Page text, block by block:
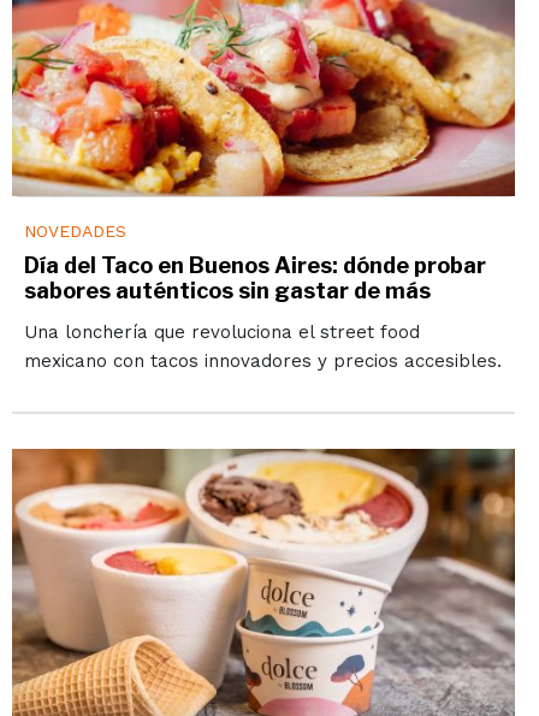
NOVEDADES
Día del Taco en Buenos Aires: dónde probar
sabores auténticos sin gastar de más
Una lonchería que revoluciona el street food
mexicano con tacos innovadores y precios accesibles.